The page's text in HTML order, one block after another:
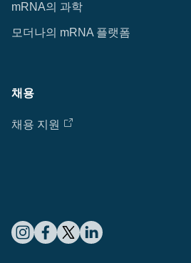
mRNA의 과학
모더나의 mRNA 플랫폼
채용
채용 지원